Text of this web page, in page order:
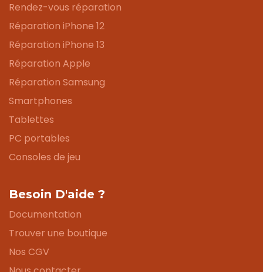
Rendez-vous réparation
Réparation iPhone 12
Réparation iPhone 13
Réparation Apple
Réparation Samsung
Smartphones
Tablettes
PC portables
Consoles de jeu
Besoin D'aide ?
Documentation
Trouver une boutique
Nos CGV